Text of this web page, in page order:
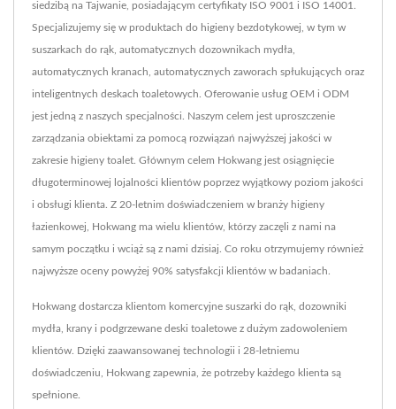
siedzibą na Tajwanie, posiadającym certyfikaty ISO 9001 i ISO 14001.
Specjalizujemy się w produktach do higieny bezdotykowej, w tym w
suszarkach do rąk, automatycznych dozownikach mydła,
automatycznych kranach, automatycznych zaworach spłukujących oraz
inteligentnych deskach toaletowych. Oferowanie usług OEM i ODM
jest jedną z naszych specjalności. Naszym celem jest uproszczenie
zarządzania obiektami za pomocą rozwiązań najwyższej jakości w
zakresie higieny toalet. Głównym celem Hokwang jest osiągnięcie
długoterminowej lojalności klientów poprzez wyjątkowy poziom jakości
i obsługi klienta. Z 20-letnim doświadczeniem w branży higieny
łazienkowej, Hokwang ma wielu klientów, którzy zaczęli z nami na
samym początku i wciąż są z nami dzisiaj. Co roku otrzymujemy również
najwyższe oceny powyżej 90% satysfakcji klientów w badaniach.
Hokwang dostarcza klientom komercyjne suszarki do rąk, dozowniki
mydła, krany i podgrzewane deski toaletowe z dużym zadowoleniem
klientów. Dzięki zaawansowanej technologii i 28-letniemu
doświadczeniu, Hokwang zapewnia, że potrzeby każdego klienta są
spełnione.